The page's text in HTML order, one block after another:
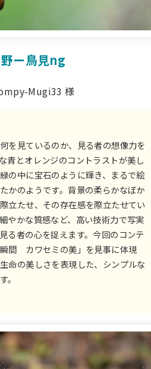
野ー鳥見ng
Mugi33 様
を見ているのか、見る者の想像力を
青とオレンジのコントラストが美し
の中に宝石のように輝き、まるで絵
かのようです。背景の柔らかなぼか
立たせ、その存在感を際立たせてい
やかな質感など、高い技術力で写実
る者の心を捉えます。今回のコンテ
間 カワセミの美」を見事に体現
命の美しさを表現した、シンプルな
。